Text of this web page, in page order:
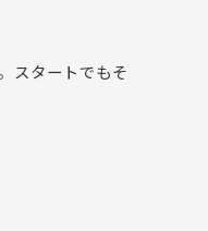
スタートでもそ